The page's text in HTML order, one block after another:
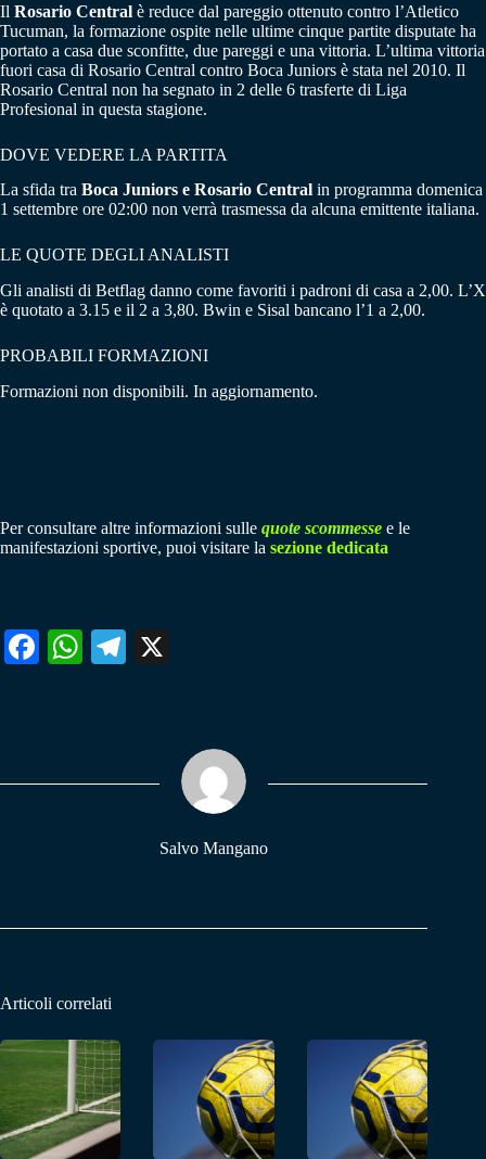
Il Rosario Central è reduce dal pareggio ottenuto contro l’Atletico
Tucuman, la formazione ospite nelle ultime cinque partite disputate ha
portato a casa due sconfitte, due pareggi e una vittoria. L’ultima vittoria
fuori casa di Rosario Central contro Boca Juniors è stata nel 2010. Il
Rosario Central non ha segnato in 2 delle 6 trasferte di Liga
Profesional in questa stagione.
DOVE VEDERE LA PARTITA
La sfida tra Boca Juniors e Rosario Central in programma domenica
1 settembre ore 02:00 non verrà trasmessa da alcuna emittente italiana.
LE QUOTE DEGLI ANALISTI
Gli analisti di Betflag danno come favoriti i padroni di casa a 2,00. L’X
è quotato a 3.15 e il 2 a 3,80. Bwin e Sisal bancano l’1 a 2,00.
PROBABILI FORMAZIONI
Formazioni non disponibili. In aggiornamento.
Per consultare altre informazioni sulle quote scommesse e le
manifestazioni sportive, puoi visitare la sezione dedicata
Fa W
pp
Te
m
Salvo Mangano
Articoli correlati